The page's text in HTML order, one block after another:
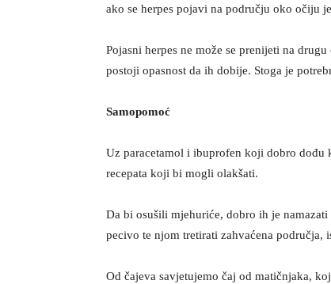
ako se herpes pojavi na području oko očiju
Pojasni herpes ne može se prenijeti na
postoji opasnost da ih dobije. Stoga je
Samopomoć
Uz paracetamol i ibuprofen koji dobro
recepata koji bi mogli olakšati.
Da bi osušili mjehuriće, dobro ih je
pecivo te njom tretirati zahvaćena područja,
Od čajeva savjetujemo čaj od matičnjaka,